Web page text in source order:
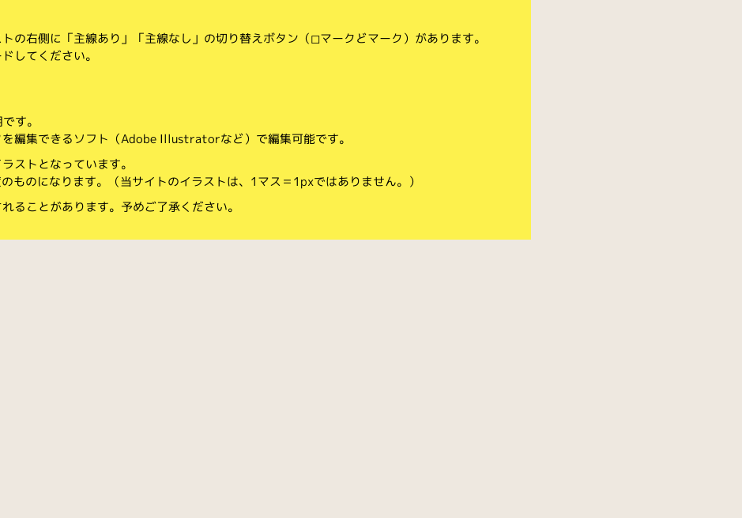
の右側に「主線あり」「主線なし」の切り替えボタン（◻︎マークと◼︎マーク）があります。
してください。
す。
編集できるソフト（Adobe Illustratorなど）で編集可能です。
ストとなっています。
ものになります。（当サイトのイラストは、1マス＝1pxではありません。）
ることがあります。予めご了承ください。